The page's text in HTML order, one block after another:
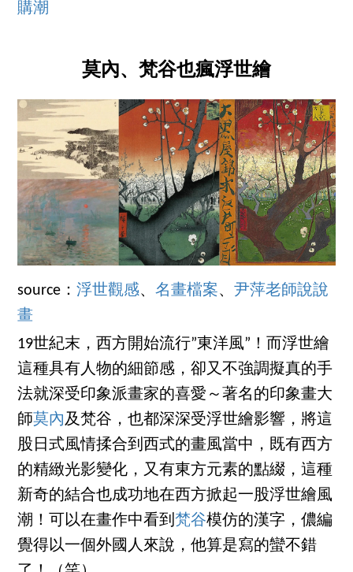
購潮
莫內、梵谷也瘋浮世繪
source：浮世觀感、名畫檔案、尹萍老師說說
畫
19世紀末，西方開始流行”東洋風”！而浮世繪
這種具有人物的細節感，卻又不強調擬真的手
法就深受印象派畫家的喜愛～著名的印象畫大
師莫內及梵谷，也都深深受浮世繪影響，將這
股日式風情揉合到西式的畫風當中，既有西方
的精緻光影變化，又有東方元素的點綴，這種
新奇的結合也成功地在西方掀起一股浮世繪風
潮！可以在畫作中看到梵谷模仿的漢字，儂編
覺得以一個外國人來說，他算是寫的蠻不錯